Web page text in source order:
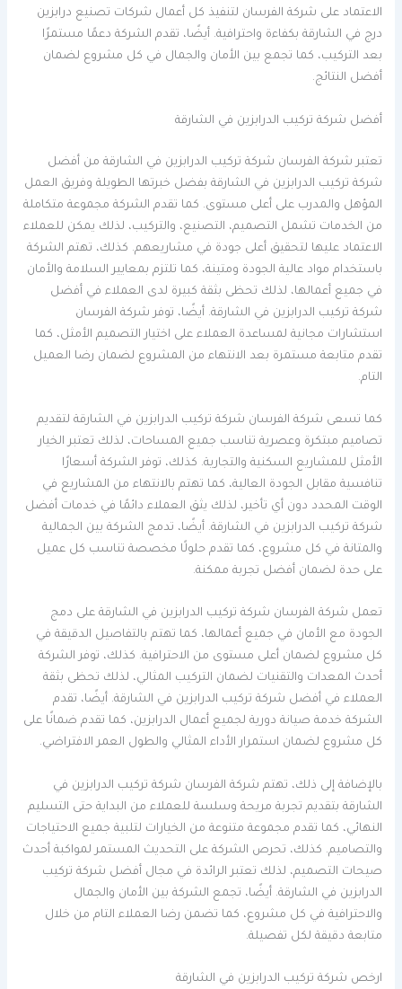
الاعتماد على شركة الفرسان لتنفيذ كل أعمال شركات تصنيع درابزين
درج في الشارقة بكفاءة واحترافية. أيضًا، تقدم الشركة دعمًا مستمرًا
بعد التركيب، كما تجمع بين الأمان والجمال في كل مشروع لضمان
أفضل النتائج.
أفضل شركة تركيب الدرابزين في الشارقة
تعتبر شركة الفرسان شركة تركيب الدرابزين في الشارقة من أفضل
شركة تركيب الدرابزين في الشارقة بفضل خبرتها الطويلة وفريق العمل
المؤهل والمدرب على أعلى مستوى. كما تقدم الشركة مجموعة متكاملة
من الخدمات تشمل التصميم، التصنيع، والتركيب، لذلك يمكن للعملاء
الاعتماد عليها لتحقيق أعلى جودة في مشاريعهم. كذلك، تهتم الشركة
باستخدام مواد عالية الجودة ومتينة، كما تلتزم بمعايير السلامة والأمان
في جميع أعمالها، لذلك تحظى بثقة كبيرة لدى العملاء في أفضل
شركة تركيب الدرابزين في الشارقة. أيضًا، توفر شركة الفرسان
استشارات مجانية لمساعدة العملاء على اختيار التصميم الأمثل، كما
تقدم متابعة مستمرة بعد الانتهاء من المشروع لضمان رضا العميل
التام.
كما تسعى شركة الفرسان شركة تركيب الدرابزين في الشارقة لتقديم
تصاميم مبتكرة وعصرية تناسب جميع المساحات، لذلك تعتبر الخيار
الأمثل للمشاريع السكنية والتجارية. كذلك، توفر الشركة أسعارًا
تنافسية مقابل الجودة العالية، كما تهتم بالانتهاء من المشاريع في
الوقت المحدد دون أي تأخير، لذلك يثق العملاء دائمًا في خدمات أفضل
شركة تركيب الدرابزين في الشارقة. أيضًا، تدمج الشركة بين الجمالية
والمتانة في كل مشروع، كما تقدم حلولًا مخصصة تناسب كل عميل
على حدة لضمان أفضل تجربة ممكنة.
تعمل شركة الفرسان شركة تركيب الدرابزين في الشارقة على دمج
الجودة مع الأمان في جميع أعمالها، كما تهتم بالتفاصيل الدقيقة في
كل مشروع لضمان أعلى مستوى من الاحترافية. كذلك، توفر الشركة
أحدث المعدات والتقنيات لضمان التركيب المثالي، لذلك تحظى بثقة
العملاء في أفضل شركة تركيب الدرابزين في الشارقة. أيضًا، تقدم
الشركة خدمة صيانة دورية لجميع أعمال الدرابزين، كما تقدم ضمانًا على
كل مشروع لضمان استمرار الأداء المثالي والطول العمر الافتراضي.
بالإضافة إلى ذلك، تهتم شركة الفرسان شركة تركيب الدرابزين في
الشارقة بتقديم تجربة مريحة وسلسة للعملاء من البداية حتى التسليم
النهائي، كما تقدم مجموعة متنوعة من الخيارات لتلبية جميع الاحتياجات
والتصاميم. كذلك، تحرص الشركة على التحديث المستمر لمواكبة أحدث
صيحات التصميم، لذلك تعتبر الرائدة في مجال أفضل شركة تركيب
الدرابزين في الشارقة. أيضًا، تجمع الشركة بين الأمان والجمال
والاحترافية في كل مشروع، كما تضمن رضا العملاء التام من خلال
متابعة دقيقة لكل تفصيلة.
ارخص شركة تركيب الدرابزين في الشارقة